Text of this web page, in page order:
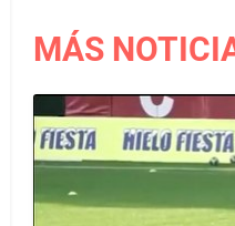
MÁS